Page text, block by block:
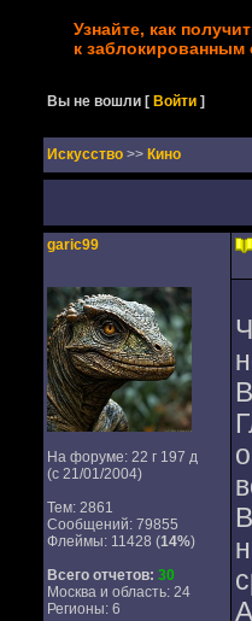
Узнайте, как
к заблокированным
Вы не вошли [Войти ]
Искусство >> Кино
garic99
На форуме: 22 г 197 д
(с 21/01/2004)
Тем: 2861
Сообщений: 79855
Флеймы: 11428 (14%)
Всего отчетов: 30
Москва и область: 24
Регионы: 6